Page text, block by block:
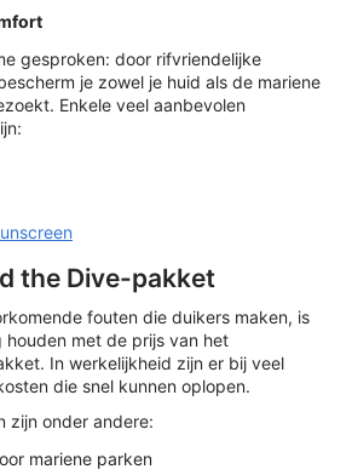
gesproken: door rifvriendelijke
je zowel je huid als de mariene
Enkele veel aanbevolen
the Dive-pakket
fouten die duikers maken, is
met de prijs van het
In werkelijkheid zijn er bij veel
die snel kunnen oplopen.
zijn onder andere:
mariene parken